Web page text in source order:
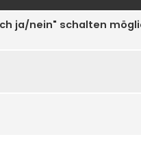
ja/nein" schalten